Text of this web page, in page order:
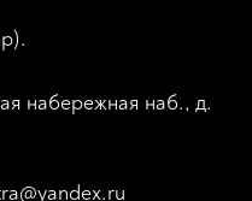
набережная наб., д.